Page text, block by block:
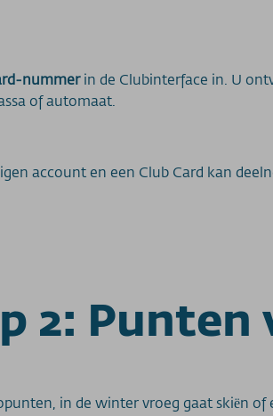
nummerin de Clubinterface in. U
of automaat.
account en een Club Card kan
2: Punten
in de winter vroeg gaat skiën of